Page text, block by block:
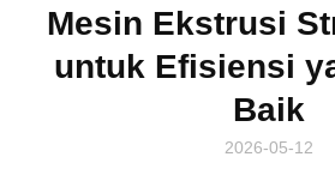
Mesin Ekstrusi
untuk Efisiensi
Baik
2026-05-12